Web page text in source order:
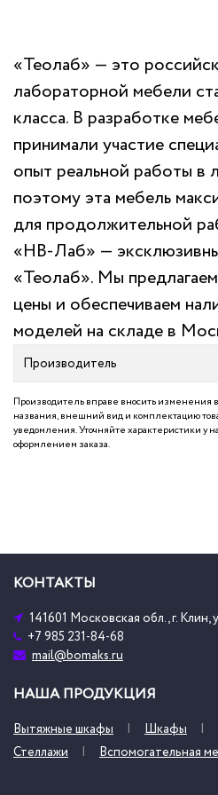
«Теолаб» — это
лабораторной мебели
класса. В разработке
принимали участие
опыт реальной работы в
поэтому эта мебель
для продолжительной
«НВ-Лаб» —
«Теолаб». Мы
цены и обеспечиваем
моделей на складе в
Производитель
Производитель вправе вносить изменения
названия, внешний вид и комплектацию
уведомления. Уточняйте характеристики
оформлением заказа.
КОНТАКТЫ
141601 Московская обл., г. Клин,
+7 985 231-84-68
mail@bomaks.ru
НАША ПРОДУКЦИЯ
Вытяжные шкафы Шкафы
Стеллажи
Вспомогательная